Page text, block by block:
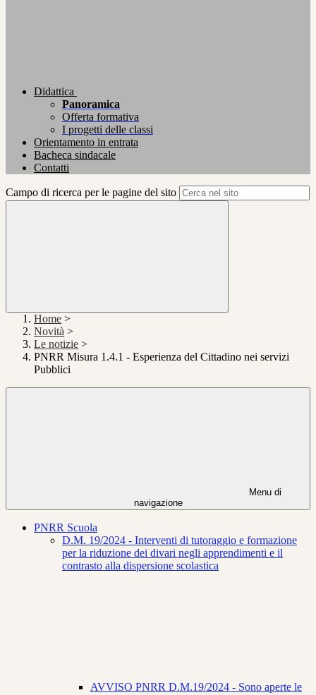
Didattica
Panoramica
Offerta formativa
I progetti delle classi
Orientamento in entrata
Bacheca sindacale
Contatti
Campo di ricerca per le pagine del sito
Home >
Novità >
Le notizie >
PNRR Misura 1.4.1 - Esperienza del Cittadino nei servizi
Pubblici
Menu di
navigazione
PNRR Scuola
D.M. 19/2024 - Interventi di tutoraggio e formazione
per la riduzione dei divari negli apprendimenti e il
contrasto alla dispersione scolastica
AVVISO PNRR D.M.19/2024 - Sono aperte le